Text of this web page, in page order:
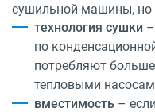
сушильной машины, но
технология сушки
по
потребляют
тепловыми
вместимость –